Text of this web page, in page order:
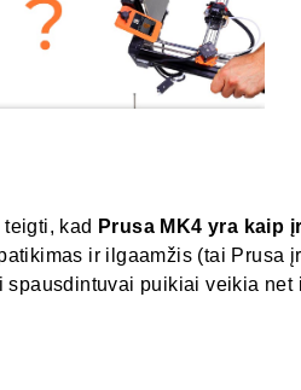
kad Prusa MK4 yra kaip
ir ilgaamžis (tai Prusa
spausdintuvai puikiai veikia net